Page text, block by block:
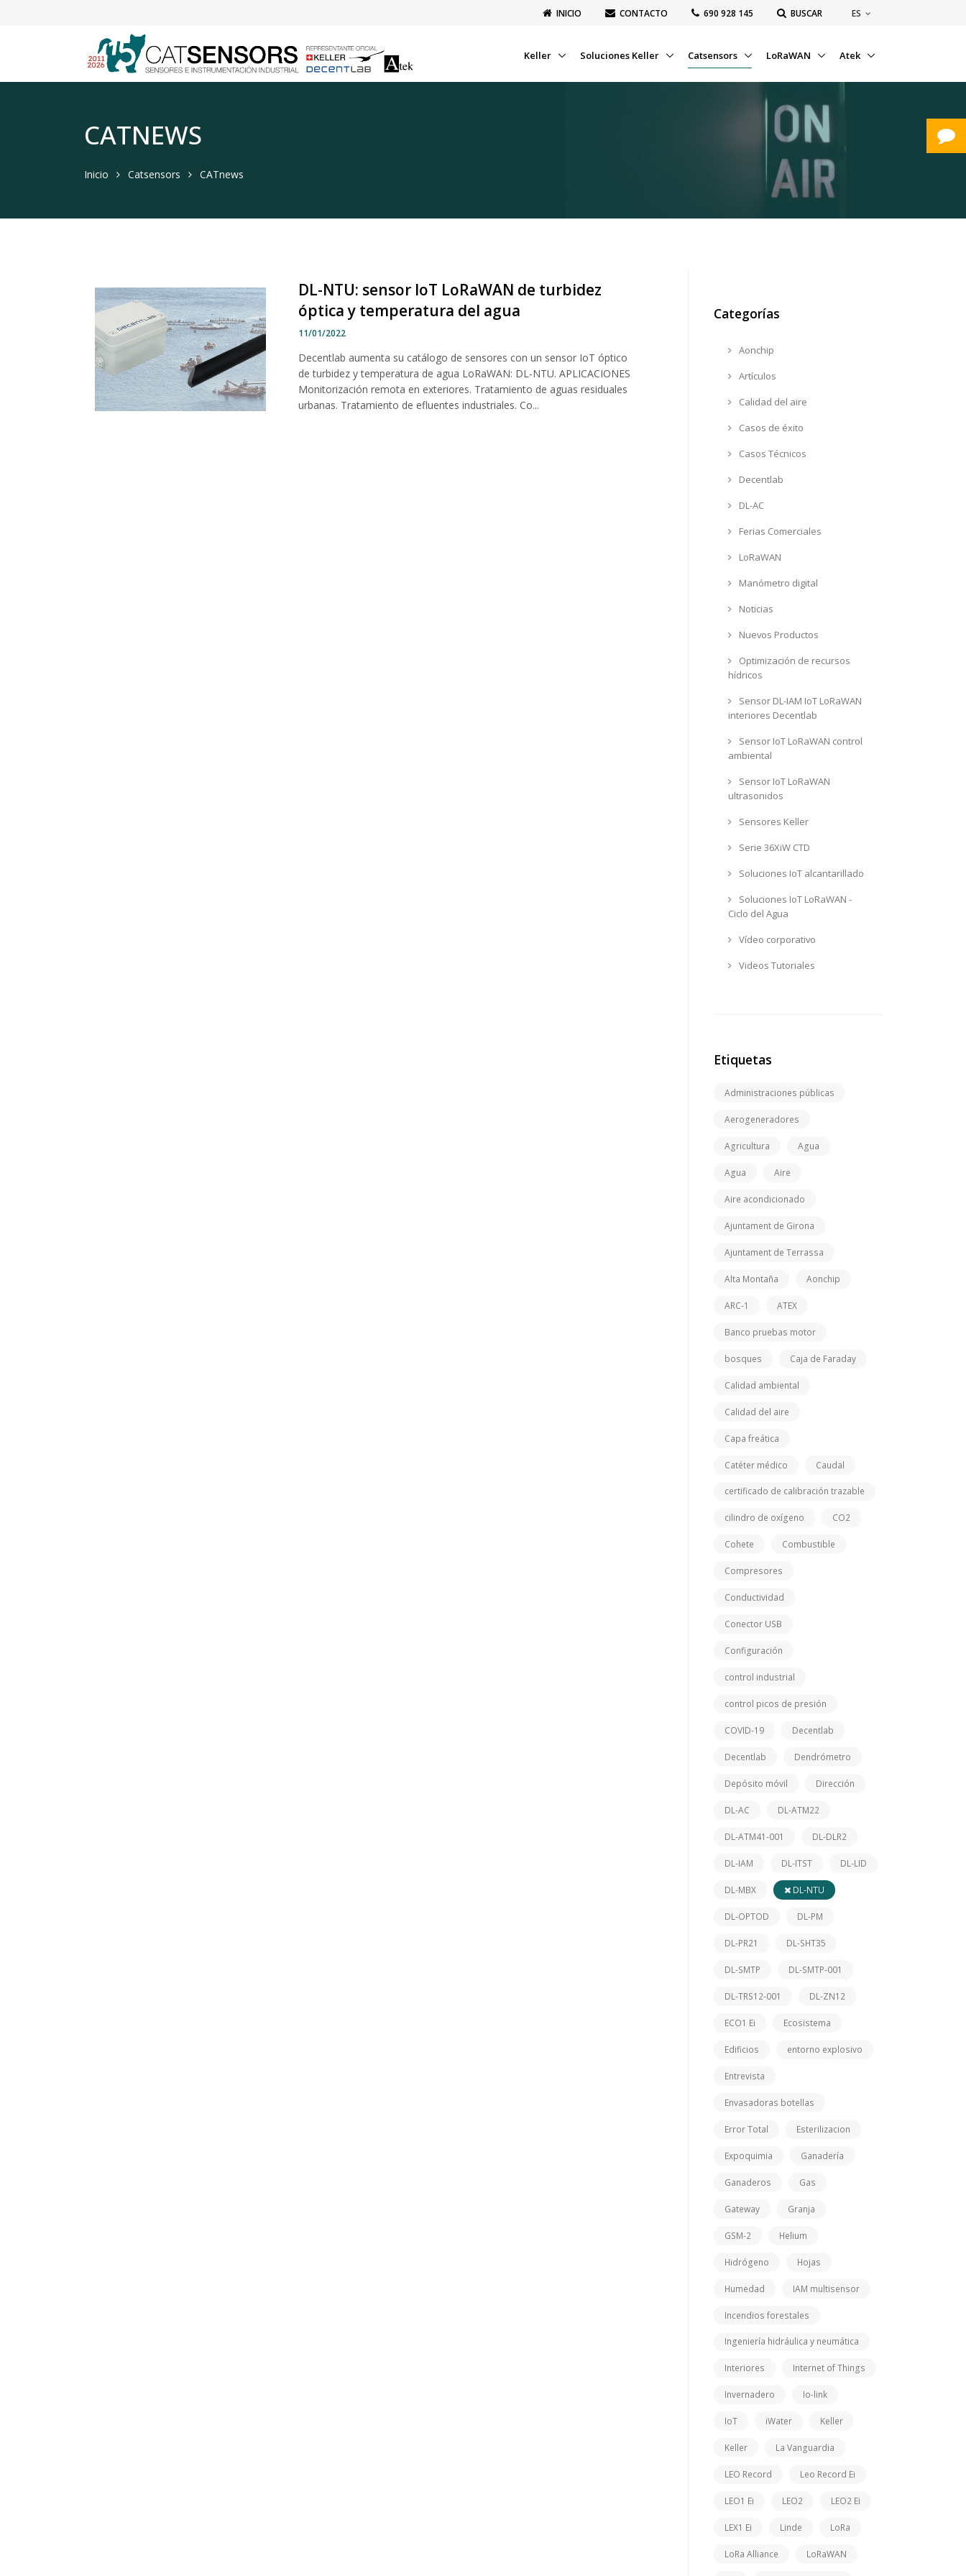
INICIO CONTACTO ‭690 928 145‬ BUSCAR ES
Keller Soluciones Keller Catsensors LoRaWAN Atek
CATNEWS
Inicio Catsensors CATnews
DL-NTU: sensor IoT LoRaWAN de turbidez
óptica y temperatura del agua
11/01/2022
Decentlab aumenta su catálogo de sensores con un sensor IoT óptico
de turbidez y temperatura de agua LoRaWAN: DL-NTU. APLICACIONES
Monitorización remota en exteriores. Tratamiento de aguas residuales
urbanas. Tratamiento de efluentes industriales. Co...
Categorías
Aonchip
Artículos
Calidad del aire
Casos de éxito
Casos Técnicos
Decentlab
DL-AC
Ferias Comerciales
LoRaWAN
Manómetro digital
Noticias
Nuevos Productos
Optimización de recursos
hídricos
Sensor DL-IAM IoT LoRaWAN
interiores Decentlab
Sensor IoT LoRaWAN control
ambiental
Sensor IoT LoRaWAN
ultrasonidos
Sensores Keller
Serie 36XiW CTD
Soluciones IoT alcantarillado
Soluciones IoT LoRaWAN -
Ciclo del Agua
Vídeo corporativo
Videos Tutoriales
Etiquetas
Administraciones públicas
Aerogeneradores
Agricultura Agua
Agua Aire
Aire acondicionado
Ajuntament de Girona
Ajuntament de Terrassa
Alta Montaña Aonchip
ARC-1 ATEX
Banco pruebas motor
bosques Caja de Faraday
Calidad ambiental
Calidad del aire
Capa freática
Catéter médico Caudal
certificado de calibración trazable
cilindro de oxígeno CO2
Cohete Combustible
Compresores
Conductividad
Conector USB
Configuración
control industrial
control picos de presión
COVID-19 Decentlab
Decentlab Dendrómetro
Depósito móvil Dirección
DL-AC DL-ATM22
DL-ATM41-001 DL-DLR2
DL-IAM DL-ITST DL-LID
DL-MBX DL-NTU
DL-OPTOD DL-PM
DL-PR21 DL-SHT35
DL-SMTP DL-SMTP-001
DL-TRS12-001 DL-ZN12
ECO1 Ei Ecosistema
Edificios entorno explosivo
Entrevista
Envasadoras botellas
Error Total Esterilizacion
Expoquimia Ganadería
Ganaderos Gas
Gateway Granja
GSM-2 Helium
Hidrógeno Hojas
Humedad IAM multisensor
Incendios forestales
Ingeniería hidráulica y neumática
Interiores Internet of Things
Invernadero Io-link
IoT iWater Keller
Keller La Vanguardia
LEO Record Leo Record Ei
LEO1 Ei LEO2 LEO2 Ei
LEX1 Ei Linde LoRa
LoRa Alliance LoRaWAN